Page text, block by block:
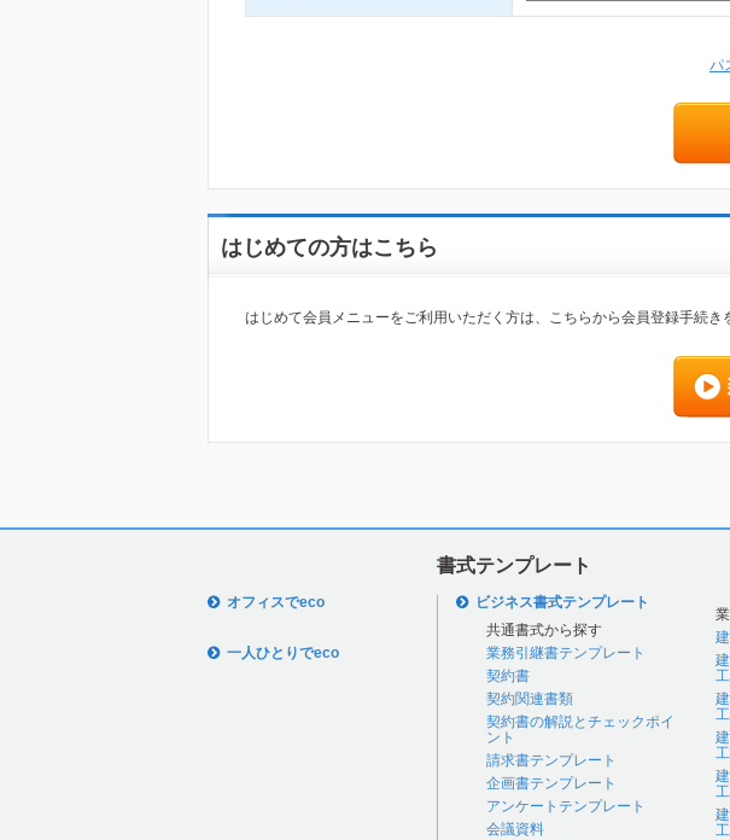
パ
はじめての方はこちら
はじめて会員メニューをご利用いただく方は、こちらから会員登録手続き
書式テンプレート
オフィスでeco
一人ひとりでeco
ビジネス書式テンプレート
共通書式から探す
業務引継書テンプレート
契約書
契約関連書類
契約書の解説とチェックポイ
ント
請求書テンプレート
企画書テンプレート
アンケートテンプレート
会議資料